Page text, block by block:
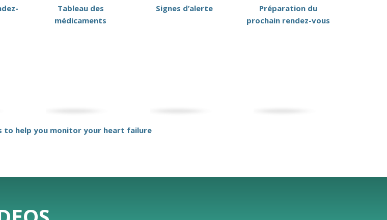
Tableau des
médicaments
Signes d’alerte
Préparation du
prochain rendez-vous
to help you monitor your heart failure